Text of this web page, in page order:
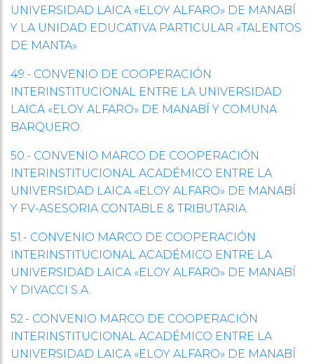
UNIVERSIDAD LAICA «ELOY ALFARO» DE MANABÍ
Y LA UNIDAD EDUCATIVA PARTICULAR «TALENTOS
DE MANTA»
49.- CONVENIO DE COOPERACIÓN
INTERINSTITUCIONAL ENTRE LA UNIVERSIDAD
LAICA «ELOY ALFARO» DE MANABÍ Y COMUNA
BARQUERO.
50.- CONVENIO MARCO DE COOPERACIÓN
INTERINSTITUCIONAL ACADÉMICO ENTRE LA
UNIVERSIDAD LAICA «ELOY ALFARO» DE MANABÍ
Y FV-ASESORIA CONTABLE & TRIBUTARIA.
51.- CONVENIO MARCO DE COOPERACIÓN
INTERINSTITUCIONAL ACADÉMICO ENTRE LA
UNIVERSIDAD LAICA «ELOY ALFARO» DE MANABÍ
Y DIVACCI S.A.
52.- CONVENIO MARCO DE COOPERACIÓN
INTERINSTITUCIONAL ACADÉMICO ENTRE LA
UNIVERSIDAD LAICA «ELOY ALFARO» DE MANABÍ